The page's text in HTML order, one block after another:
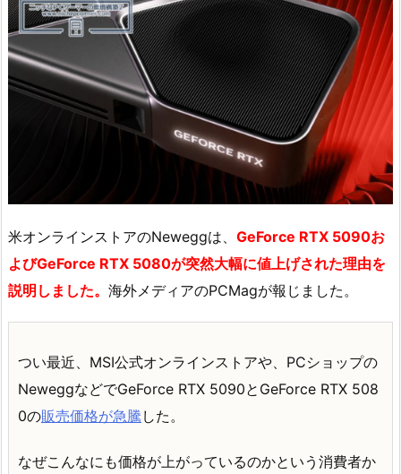
米オンラインストアのNeweggは、 GeForce RTX 5090お
よびGeForce RTX 5080が突然大幅に値上げされた理由を
説明しました。 海外メディアのPCMagが報じました。
つい最近、MSI公式オンラインストアや、PCショップの
NeweggなどでGeForce RTX 5090とGeForce RTX 508
0の販売価格が急騰 した。
なぜこんなにも価格が上がっているのかという消費者か